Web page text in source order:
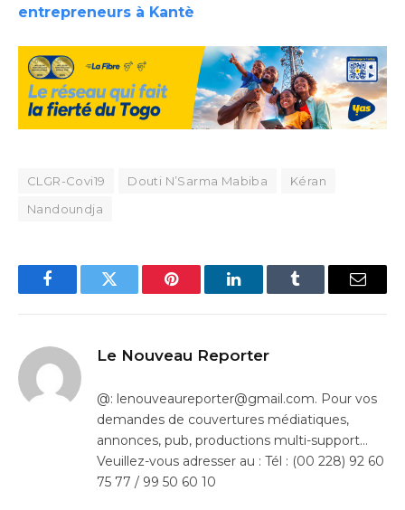
entrepreneurs à Kantè
CLGR-Covi19 Douti N’Sarma Mabiba
Kéran
Nandoundja
FacebookTwitter Pinterest LinkedInTumblr Email
Le Nouveau Reporter
@: lenouveaureporter@gmail.com. Pour vos
demandes de couvertures médiatiques,
annonces, pub, productions multi-support…
Veuillez-vous adresser au : Tél : (00 228) 92 60
75 77 / 99 50 60 10